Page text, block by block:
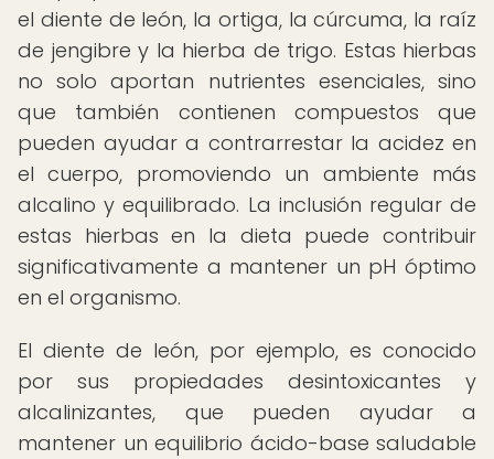
el diente de león, la ortiga, la cúrcuma, la raíz
de jengibre y la hierba de trigo. Estas hierbas
no solo aportan nutrientes esenciales, sino
que también contienen compuestos que
pueden ayudar a contrarrestar la acidez en
el cuerpo, promoviendo un ambiente más
alcalino y equilibrado. La inclusión regular de
estas hierbas en la dieta puede contribuir
significativamente a mantener un pH óptimo
en el organismo.
El diente de león, por ejemplo, es conocido
por sus propiedades desintoxicantes y
alcalinizantes, que pueden ayudar a
mantener un equilibrio ácido-base saludable